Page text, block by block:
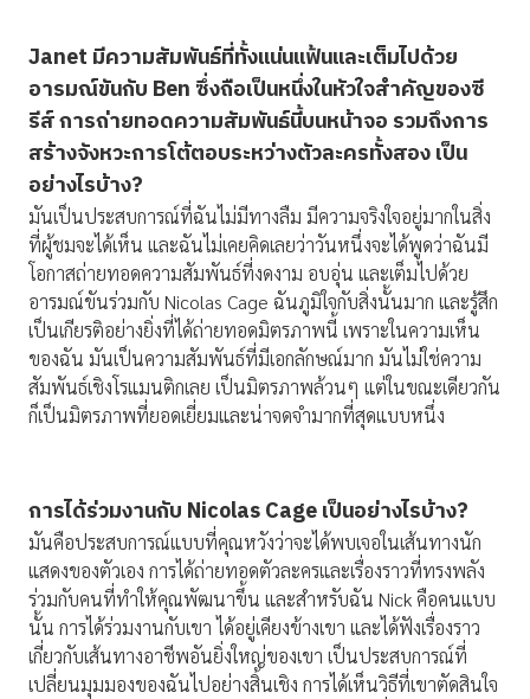
Janet มีความสัมพันธ์ที่ทั้งแน่นแฟ้นและเต็มไปด้วย
อารมณ์ขันกับ Ben ซึ่งถือเป็นหนึ่งในหัวใจสำคัญของซี
รีส์ การถ่ายทอดความสัมพันธ์นี้บนหน้าจอ รวมถึงการ
สร้างจังหวะการโต้ตอบระหว่างตัวละครทั้งสอง เป็น
อย่างไรบ้าง?
มันเป็นประสบการณ์ที่ฉันไม่มีทางลืม มีความจริงใจอยู่มากในสิ่ง
ที่ผู้ชมจะได้เห็น และฉันไม่เคยคิดเลยว่าวันหนึ่งจะได้พูดว่าฉันมี
โอกาสถ่ายทอดความสัมพันธ์ที่งดงาม อบอุ่น และเต็มไปด้วย
อารมณ์ขันร่วมกับ Nicolas Cage ฉันภูมิใจกับสิ่งนั้นมาก และรู้สึก
เป็นเกียรติอย่างยิ่งที่ได้ถ่ายทอดมิตรภาพนี้ เพราะในความเห็น
ของฉัน มันเป็นความสัมพันธ์ที่มีเอกลักษณ์มาก มันไม่ใช่ความ
สัมพันธ์เชิงโรแมนติกเลย เป็นมิตรภาพล้วนๆ แต่ในขณะเดียวกัน
ก็เป็นมิตรภาพที่ยอดเยี่ยมและน่าจดจำมากที่สุดแบบหนึ่ง
การได้ร่วมงานกับ Nicolas Cage เป็นอย่างไรบ้าง?
มันคือประสบการณ์แบบที่คุณหวังว่าจะได้พบเจอในเส้นทางนัก
แสดงของตัวเอง การได้ถ่ายทอดตัวละครและเรื่องราวที่ทรงพลัง
ร่วมกับคนที่ทำให้คุณพัฒนาขึ้น และสำหรับฉัน Nick คือคนแบบ
นั้น การได้ร่วมงานกับเขา ได้อยู่เคียงข้างเขา และได้ฟังเรื่องราว
เกี่ยวกับเส้นทางอาชีพอันยิ่งใหญ่ของเขา เป็นประสบการณ์ที่
เปลี่ยนมุมมองของฉันไปอย่างสิ้นเชิง การได้เห็นวิธีที่เขาตัดสินใจ